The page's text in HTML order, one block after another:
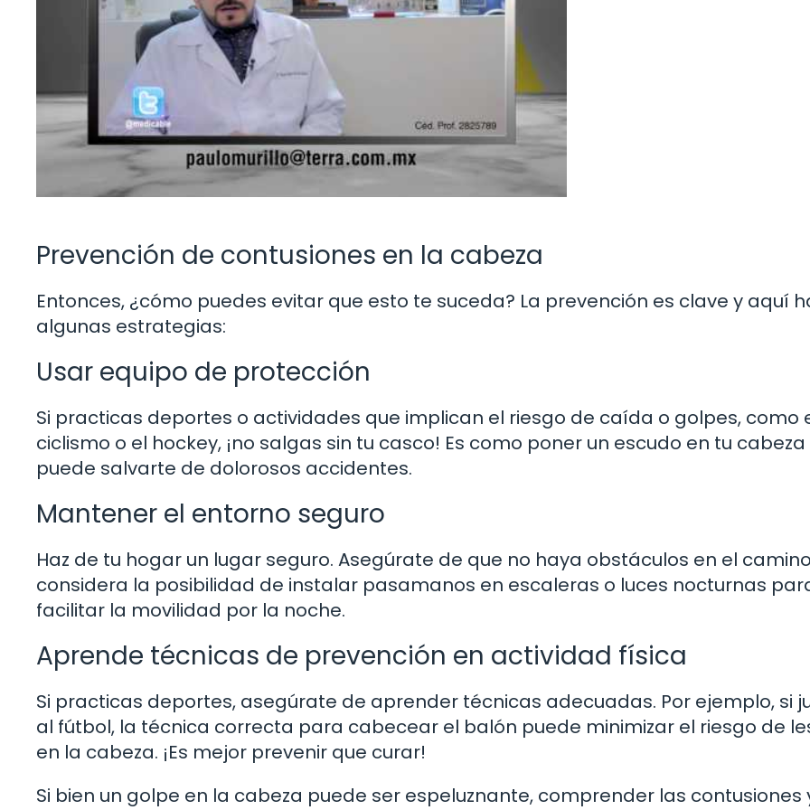
Prevención de contusiones en la cabeza
Entonces, ¿cómo puedes evitar que esto te suceda? La prevención es clave y aquí
algunas estrategias:
Usar equipo de protección
Si practicas deportes o actividades que implican el riesgo de caída o golpes, como
ciclismo o el hockey, ¡no salgas sin tu casco! Es como poner un escudo en tu
puede salvarte de dolorosos accidentes.
Mantener el entorno seguro
Haz de tu hogar un lugar seguro. Asegúrate de que no haya obstáculos en el
considera la posibilidad de instalar pasamanos en escaleras o luces nocturnas
facilitar la movilidad por la noche.
Aprende técnicas de prevención en actividad física
Si practicas deportes, asegúrate de aprender técnicas adecuadas. Por ejemplo, si
al fútbol, la técnica correcta para cabecear el balón puede minimizar el riesgo de
en la cabeza. ¡Es mejor prevenir que curar!
Si bien un golpe en la cabeza puede ser espeluznante, comprender las contusiones